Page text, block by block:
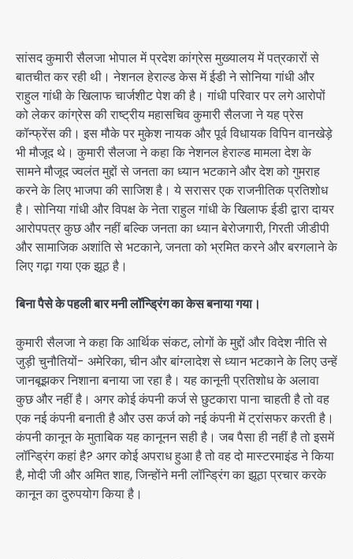
सांसद कुमारी सैलजा भोपाल में प्रदेश कांग्रेस मुख्यालय में पत्रकारों से
बातचीत कर रही थी। नेशनल हेराल्ड केस में ईडी ने सोनिया गांधी और
राहुल गांधी के खिलाफ चार्जशीट पेश की है। गांधी परिवार पर लगे आरोपों
को लेकर कांग्रेस की राष्ट्रीय महासचिव कुमारी सैलजा ने यह प्रेस
कॉन्फ्रेंस की। इस मौके पर मुकेश नायक और पूर्व विधायक विपिन वानखेड़े
भी मौजूद थे। कुमारी सैलजा ने कहा कि नेशनल हेराल्ड मामला देश के
सामने मौजूद ज्वलंत मुद्दों से जनता का ध्यान भटकाने और देश को गुमराह
करने के लिए भाजपा की साजिश है। ये सरासर एक राजनीतिक प्रतिशोध
है। सोनिया गांधी और विपक्ष के नेता राहुल गांधी के खिलाफ ईडी द्वारा दायर
आरोपपत्र कुछ और नहीं बल्कि जनता का ध्यान बेरोजगारी, गिरती जीडीपी
और सामाजिक अशांति से भटकाने, जनता को भ्रमित करने और बरगलाने के
लिए गढ़ा गया एक झूठ है।
बिना पैसे के पहली बार मनी लॉन्ड्रिंग का केस बनाया गया।
कुमारी सैलजा ने कहा कि आर्थिक संकट, लोगों के मुद्दों और विदेश नीति से
जुड़ी चुनौतियों- अमेरिका, चीन और बांग्लादेश से ध्यान भटकाने के लिए उन्हें
जानबूझकर निशाना बनाया जा रहा है। यह कानूनी प्रतिशोध के अलावा
कुछ और नहीं है। अगर कोई कंपनी कर्ज से छुटकारा पाना चाहती है तो वह
एक नई कंपनी बनाती है और उस कर्ज को नई कंपनी में ट्रांसफर करती है।
कंपनी कानून के मुताबिक यह कानूनन सही है। जब पैसा ही नहीं है तो इसमें
लॉन्ड्रिंग कहां है? अगर कोई अपराध हुआ है तो वह दो मास्टरमाइंड ने किया
है, मोदी जी और अमित शाह, जिन्होंने मनी लॉन्ड्रिंग का झूठा प्रचार करके
कानून का दुरुपयोग किया है।